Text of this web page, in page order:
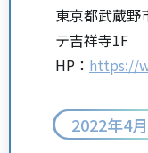
東京都武蔵野
テ吉祥寺1F
HP： https://
2022年4